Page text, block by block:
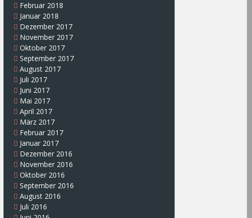
Februar 2018
Januar 2018
Dezember 2017
November 2017
Oktober 2017
September 2017
August 2017
Juli 2017
Juni 2017
Mai 2017
April 2017
März 2017
Februar 2017
Januar 2017
Dezember 2016
November 2016
Oktober 2016
September 2016
August 2016
Juli 2016